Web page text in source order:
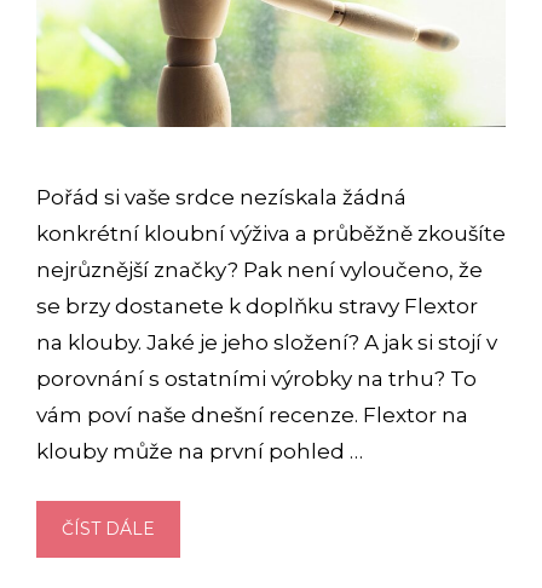
Pořád si vaše srdce nezískala žádná
konkrétní kloubní výživa a průběžně zkoušíte
nejrůznější značky? Pak není vyloučeno, že
se brzy dostanete k doplňku stravy Flextor
na klouby. Jaké je jeho složení? A jak si stojí v
porovnání s ostatními výrobky na trhu? To
vám poví naše dnešní recenze. Flextor na
klouby může na první pohled …
ČÍST DÁLE
RECENZE